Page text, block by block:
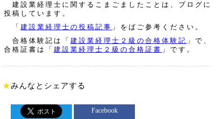
建設業経理士に関するこまごましたことは、ブログに
投稿しています。
「 建設業経理士の投稿記事 」をばご参考ください。
合格体験記は「 建設業経理士２級の合格体験記 」で、
合格証書は「 建設業経理士２級の合格証書 」です。
★みんなとシェアする
Facebook